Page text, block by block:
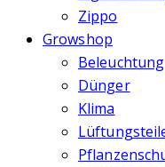
Zippo
Growshop
Beleuchtung
Dünger
Klima